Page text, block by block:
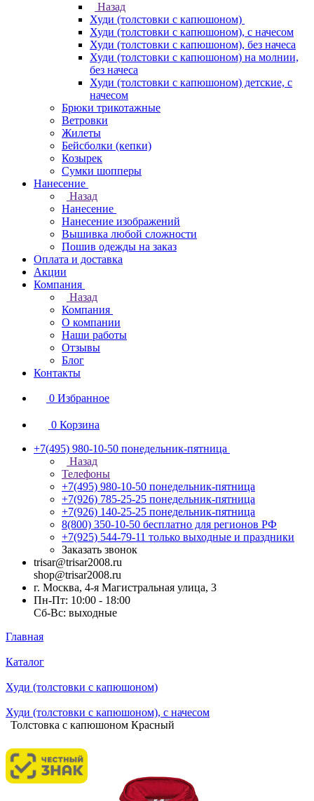
Назад
Худи (толстовки с капюшоном)
Худи (толстовки c капюшоном), с начесом
Худи (толстовки c капюшоном), без начеса
Худи (толстовки с капюшоном) на молнии,
без начеса
Худи (толстовки c капюшоном) детские, с
начесом
Брюки трикотажные
Ветровки
Жилеты
Бейсболки (кепки)
Козырек
Сумки шопперы
Нанесение
Назад
Нанесение
Нанесение изображений
Вышивка любой сложности
Пошив одежды на заказ
Оплата и доставка
Акции
Компания
Назад
Компания
О компании
Наши работы
Отзывы
Блог
Контакты
0 Избранное
0 Корзина
+7(495) 980-10-50 понедельник-пятница
Назад
Телефоны
+7(495) 980-10-50 понедельник-пятница
+7(926) 785-25-25 понедельник-пятница
+7(926) 140-25-25 понедельник-пятница
8(800) 350-10-50 бесплатно для регионов РФ
+7(925) 544-79-11 только выходные и праздники
Заказать звонок
trisar@trisar2008.ru
shop@trisar2008.ru
г. Москва, 4-я Магистральная улица, 3
Пн-Пт: 10:00 - 18:00
Сб-Вс: выходные
Главная
Каталог
Худи (толстовки с капюшоном)
Худи (толстовки c капюшоном), с начесом
Толстовка с капюшоном Красный